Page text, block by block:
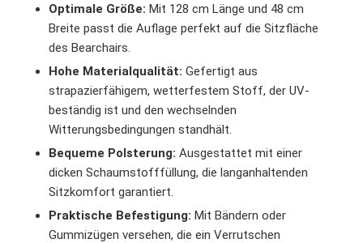
Optimale Größe: Mit 128 cm Länge und 48 cm
Breite passt die Auflage perfekt auf die Sitzfläche
des Bearchairs.
Hohe Materialqualität: Gefertigt aus
strapazierfähigem, wetterfestem Stoff, der UV-
beständig ist und den wechselnden
Witterungsbedingungen standhält.
Bequeme Polsterung: Ausgestattet mit einer
dicken Schaumstofffüllung, die langanhaltenden
Sitzkomfort garantiert.
Praktische Befestigung: Mit Bändern oder
Gummizügen versehen, die ein Verrutschen